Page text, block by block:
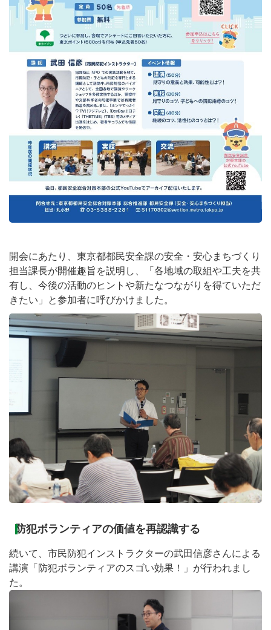
開会にあたり、東京都都民安全課の安全・安心まちづくり
担当課長が開催趣旨を説明し、「各地域の取組や工夫を共
有し、今後の活動のヒントや新たなつながりを得ていただ
きたい」と参加者に呼びかけました。
防犯ボランティアの価値を再認識する
続いて、市民防犯インストラクターの武田信彦さんによる
講演「防犯ボランティアのスゴい効果！」が行われまし
た。